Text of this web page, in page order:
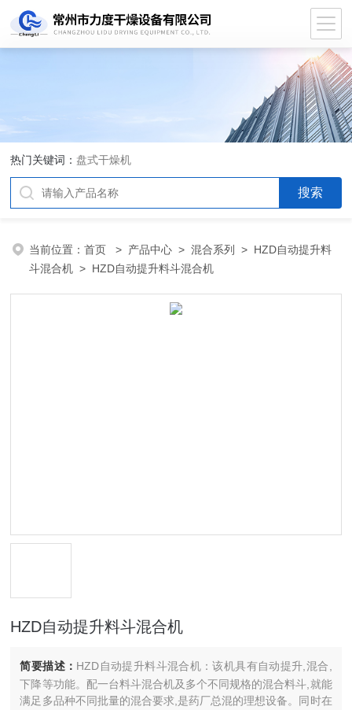
热门关键词： 盘式干燥机
当前位置：首页 > 产品中心 >混合系列 > HZD自动提升料
斗混合机 > HZD自动提升料斗混合机
HZD自动提升料斗混合机
简要描述： HZD自动提升料斗混合机：该机具有自动提升,混合,
下降等功能。配一台料斗混合机及多个不同规格的混合料斗,就能
满足多品种不同批量的混合要求,是药厂总混的理想设备。同时在